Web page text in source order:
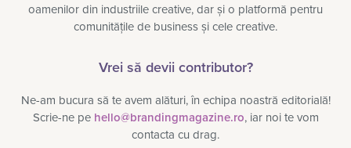
oamenilor din industriile creative, dar și o platformă pentru
comunitățile de business și cele creative.
Vrei să devii contributor?
Ne-am bucura să te avem alături, în echipa noastră editorială!
Scrie-ne pe hello@brandingmagazine.ro, iar noi te vom
contacta cu drag.